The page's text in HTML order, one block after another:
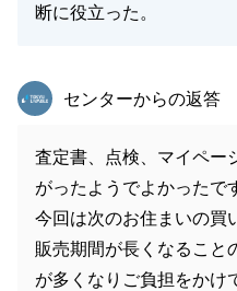
断に役立った。
東急リバブル
センターからの返答
査定書、点検、マイペー
がったようでよかったで
今回は次のお住まいの買
販売期間が長くなること
が多くなりご負担をかけ